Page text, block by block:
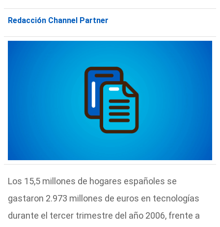
Redacción Channel Partner
Los 15,5 millones de hogares españoles se
gastaron 2.973 millones de euros en tecnologías
durante el tercer trimestre del año 2006, frente a